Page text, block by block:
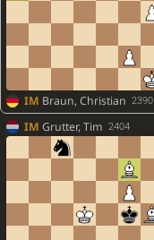
IM Braun, Christian 2390
IM Grutter, Tim 2404